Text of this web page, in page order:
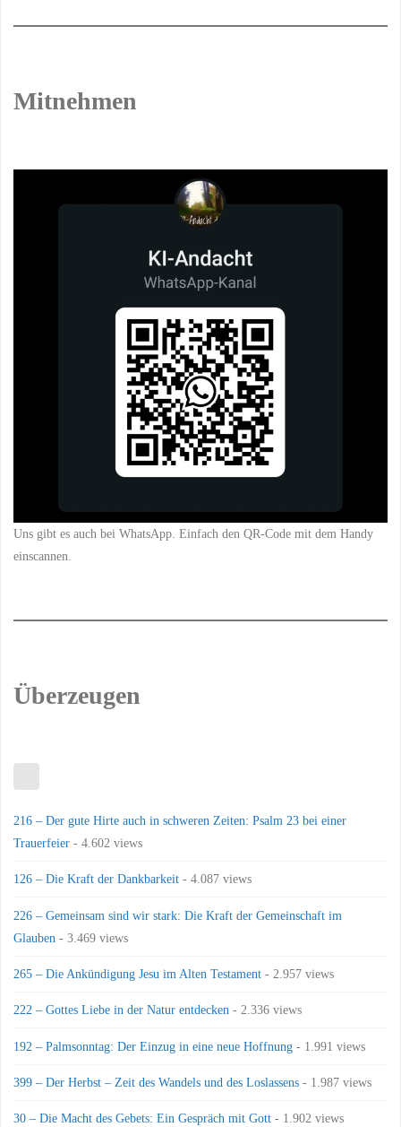
Mitnehmen
Uns gibt es auch bei WhatsApp. Einfach den QR-Code mit dem Handy
einscannen.
Überzeugen
216 – Der gute Hirte auch in schweren Zeiten: Psalm 23 bei einer
Trauerfeier - 4.602 views
126 – Die Kraft der Dankbarkeit - 4.087 views
226 – Gemeinsam sind wir stark: Die Kraft der Gemeinschaft im
Glauben - 3.469 views
265 – Die Ankündigung Jesu im Alten Testament - 2.957 views
222 – Gottes Liebe in der Natur entdecken - 2.336 views
192 – Palmsonntag: Der Einzug in eine neue Hoffnung - 1.991 views
399 – Der Herbst – Zeit des Wandels und des Loslassens - 1.987 views
30 – Die Macht des Gebets: Ein Gespräch mit Gott - 1.902 views